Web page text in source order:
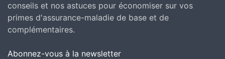
conseils et nos astuces pour économiser sur vos
primes d'assurance-maladie de base et de
complémentaires.
Abonnez-vous à la newsletter